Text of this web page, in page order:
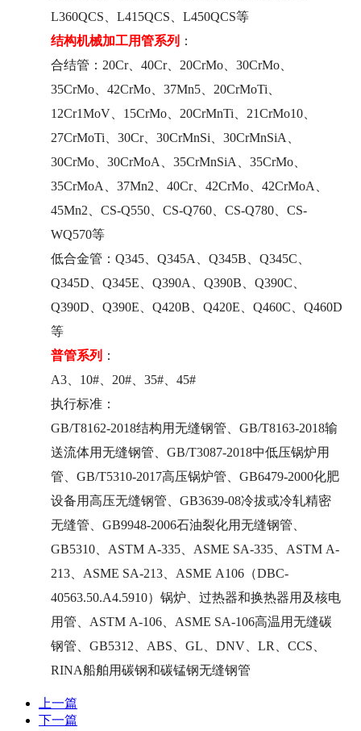
L360QCS、L415QCS、L450QCS等
结构机械加工用管系列 ：
合结管：20Cr、40Cr、20CrMo、30CrMo、
35CrMo、42CrMo、37Mn5、20CrMoTi、
12Cr1MoV、15CrMo、 20CrMnTi 、21CrMo10、
27CrMoTi、30Cr、30CrMnSi、30CrMnSiA、
30CrMo、30CrMoA、35CrMnSiA、35CrMo、
35CrMoA、37Mn2、40Cr、42CrMo、42CrMoA、
45Mn2、CS-Q550、CS-Q760、CS-Q780、CS-
WQ570等
低合金管：Q345、Q345A、Q345B、Q345C、
Q345D、Q345E、Q390A、Q390B、Q390C、
Q390D、Q390E、Q420B、Q420E、Q460C、Q460D
等
普管系列 ：
A3、10#、20#、35#、45#
执行标准：
GB/T8162-2018结构用无缝钢管、GB/T8163-2018输
送流体用无缝钢管、GB/T3087-2018中低压锅炉用
管、GB/T5310-2017高压锅炉管、GB6479-2000化肥
设备用高压无缝钢管、GB3639-08冷拔或冷轧精密
无缝管、GB9948-2006石油裂化用无缝钢管、
GB5310、ASTM A-335、ASME SA-335、ASTM A-
213、ASME SA-213、ASME A106（DBC-
40563.50.A4.5910）锅炉、过热器和换热器用及核电
用管、ASTM A-106、ASME SA-106高温用无缝碳
钢管、GB5312、ABS、GL、DNV、LR、CCS、
RINA船舶用碳钢和碳锰钢无缝钢管
上一篇
下一篇